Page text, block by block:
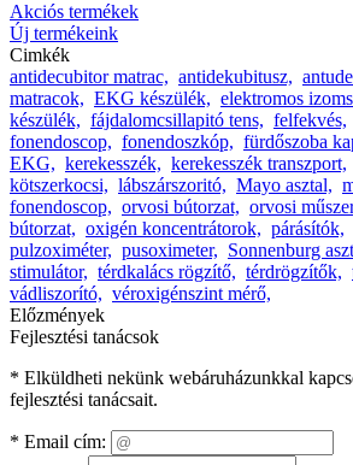
Akciós termékek
Új termékeink
Cimkék
antidecubitor matrac, antidekubitusz,
matracok, EKG készülék, elektromos
készülék, fájdalomcsillapitó tens, felfekvés,
fonendoscop, fonendoszkóp, fürdőszoba
EKG, kerekesszék, kerekesszék transzport,
kötszerkocsi, lábszárszoritó, Mayo asztal,
fonendoscop, orvosi bútorzat, orvosi
bútorzat, oxigén koncentrátorok, párásítók,
pulzoximéter, pusoximeter, Sonnenburg
stimulátor, térdkalács rögzítő, térdrögzítők,
vádliszorító, véroxigénszint mérő,
Előzmények
Fejlesztési tanácsok
* Elküldheti nekünk webáruházunkkal
fejlesztési tanácsait.
* Email cím: